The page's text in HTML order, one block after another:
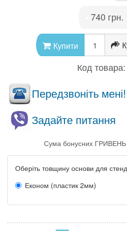
740 грн.
Купити
Код товара:
Передзвоніть мені!
Задайте питання
Сума бонусних ГРИВЕНЬ
Оберіть товщину основи для
Економ (пластик 2мм)